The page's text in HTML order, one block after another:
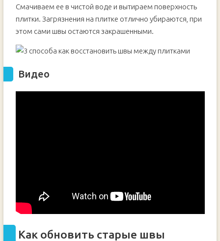
Смачиваем ее в чистой воде и вытираем поверхность
плитки. Загрязнения на плитке отлично убираются, при
этом сами швы остаются закрашенными.
Видео
Как обновить старые швы